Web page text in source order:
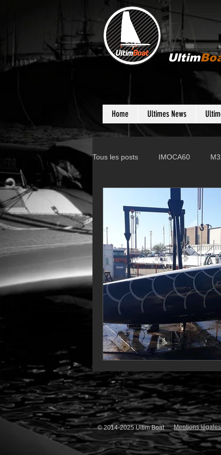
Ultim
Home Ultimes News
Tous les posts IMOCA60
D35 Farr 280
VOR60 Class Rhum
F18 TF35 Business
© 2014-2025 Ultim Boat Mentions légales